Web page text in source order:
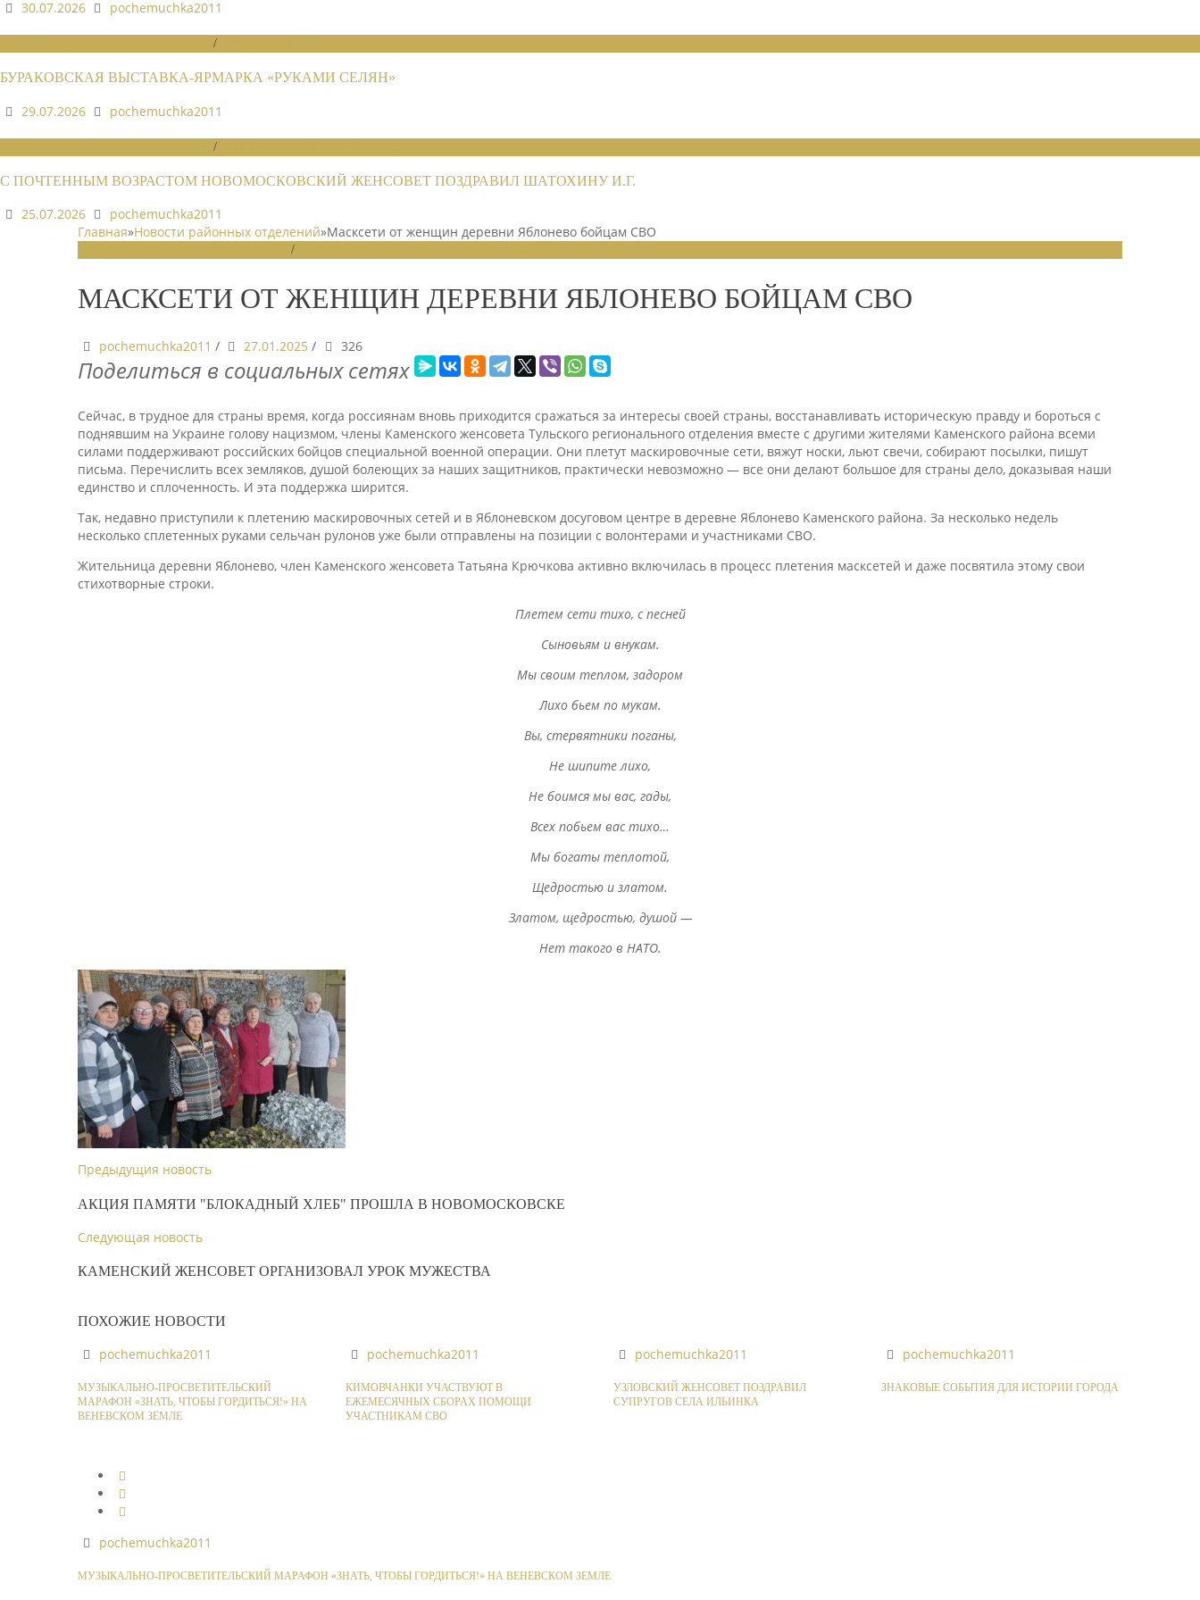
30.07.2026
pochemuchka2011
/
БУРАКОВСКАЯ ВЫСТАВКА-ЯРМАРКА «РУКАМИ СЕЛЯН»
29.07.2026
pochemuchka2011
/
С ПОЧТЕННЫМ ВОЗРАСТОМ НОВОМОСКОВСКИЙ ЖЕНСОВЕТ ПОЗДРАВИЛ ШАТОХИНУ И.Г.
25.07.2026
pochemuchka2011
Главная»Новости районных отделений»Масксети от женщин деревни Яблонево бойцам СВО
/
МАСКСЕТИ ОТ ЖЕНЩИН ДЕРЕВНИ ЯБЛОНЕВО БОЙЦАМ СВО
pochemuchka2011 / 27.01.2025 / 326
Поделиться в социальных сетях
Сейчас, в трудное для страны время, когда россиянам вновь приходится сражаться за интересы своей страны, восстанавливать историческую правду и бороться с
поднявшим на Украине голову нацизмом, члены Каменского женсовета Тульского регионального отделения вместе с другими жителями Каменского района всеми
силами поддерживают российских бойцов специальной военной операции. Они плетут маскировочные сети, вяжут носки, льют свечи, собирают посылки, пишут
письма. Перечислить всех земляков, душой болеющих за наших защитников, практически невозможно — все они делают большое для страны дело, доказывая наши
единство и сплоченность. И эта поддержка ширится.
Так, недавно приступили к плетению маскировочных сетей и в Яблоневском досуговом центре в деревне Яблонево Каменского района. За несколько недель
несколько сплетенных руками сельчан рулонов уже были отправлены на позиции с волонтерами и участниками СВО.
Жительница деревни Яблонево, член Каменского женсовета Татьяна Крючкова активно включилась в процесс плетения масксетей и даже посвятила этому свои
стихотворные строки.
Плетем сети тихо, с песней
Сыновьям и внукам.
Мы своим теплом, задором
Лихо бьем по мукам.
Вы, стервятники поганы,
Не шипите лихо,
Не боимся мы вас, гады,
Всех побьем вас тихо…
Мы богаты теплотой,
Щедростью и златом.
Златом, щедростью, душой —
Нет такого в НАТО.
Предыдущия новость
АКЦИЯ ПАМЯТИ "БЛОКАДНЫЙ ХЛЕБ" ПРОШЛА В НОВОМОСКОВСКЕ
Следующая новость
КАМЕНСКИЙ ЖЕНСОВЕТ ОРГАНИЗОВАЛ УРОК МУЖЕСТВА
ПОХОЖИЕ НОВОСТИ
pochemuchka2011
МУЗЫКАЛЬНО-ПРОСВЕТИТЕЛЬСКИЙ
МАРАФОН «ЗНАТЬ, ЧТОБЫ ГОРДИТЬСЯ!» НА
ВЕНЕВСКОМ ЗЕМЛЕ
pochemuchka2011
КИМОВЧАНКИ УЧАСТВУЮТ В
ЕЖЕМЕСЯЧНЫХ СБОРАХ ПОМОЩИ
УЧАСТНИКАМ СВО
pochemuchka2011
УЗЛОВСКИЙ ЖЕНСОВЕТ ПОЗДРАВИЛ
СУПРУГОВ СЕЛА ИЛЬИНКА
pochemuchka2011
ЗНАКОВЫЕ СОБЫТИЯ ДЛЯ ИСТОРИИ ГОРОДА
pochemuchka2011
МУЗЫКАЛЬНО-ПРОСВЕТИТЕЛЬСКИЙ МАРАФОН «ЗНАТЬ, ЧТОБЫ ГОРДИТЬСЯ!» НА ВЕНЕВСКОМ ЗЕМЛЕ